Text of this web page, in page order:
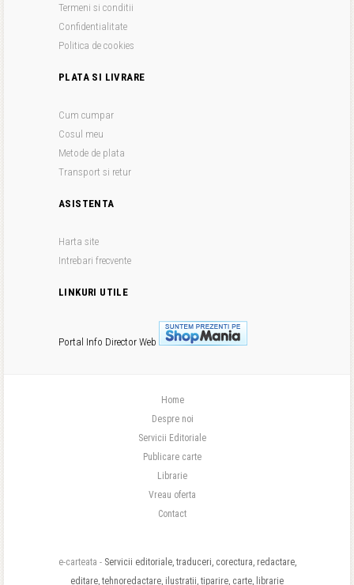
Termeni si conditii
Confidentialitate
Politica de cookies
PLATA SI LIVRARE
Cum cumpar
Cosul meu
Metode de plata
Transport si retur
ASISTENTA
Harta site
Intrebari frecvente
LINKURI UTILE
Portal Info Director Web
Home
Despre noi
Servicii Editoriale
Publicare carte
Librarie
Vreau oferta
Contact
e-carteata - Servicii editoriale, traduceri, corectura, redactare,
editare, tehnoredactare, ilustratii, tiparire, carte, librarie